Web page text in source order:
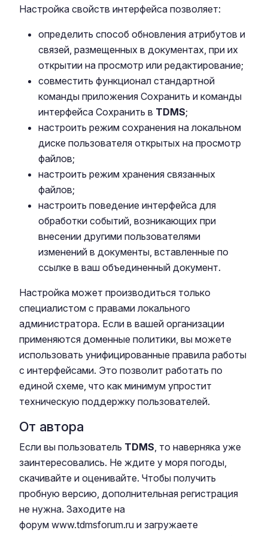
Настройка свойств интерфейса позволяет:
определить способ обновления атрибутов и
связей, размещенных в документах, при их
открытии на просмотр или редактирование;
совместить функционал стандартной
команды приложения Сохранить и команды
интерфейса Сохранить в TDMS;
настроить режим сохранения на локальном
диске пользователя открытых на просмотр
файлов;
настроить режим хранения связанных
файлов;
настроить поведение интерфейса для
обработки событий, возникающих при
внесении другими пользователями
изменений в документы, вставленные по
ссылке в ваш объединенный документ.
Настройка может производиться только
специалистом с правами локального
администратора. Если в вашей организации
применяются доменные политики, вы можете
использовать унифицированные правила работы
с интерфейсами. Это позволит работать по
единой схеме, что как минимум упростит
техническую поддержку пользователей.
От автора
Если вы пользователь TDMS, то наверняка уже
заинтересовались. Не ждите у моря погоды,
скачивайте и оценивайте. Чтобы получить
пробную версию, дополнительная регистрация
не нужна. Заходите на
форум www.tdmsforum.ru и загружаете